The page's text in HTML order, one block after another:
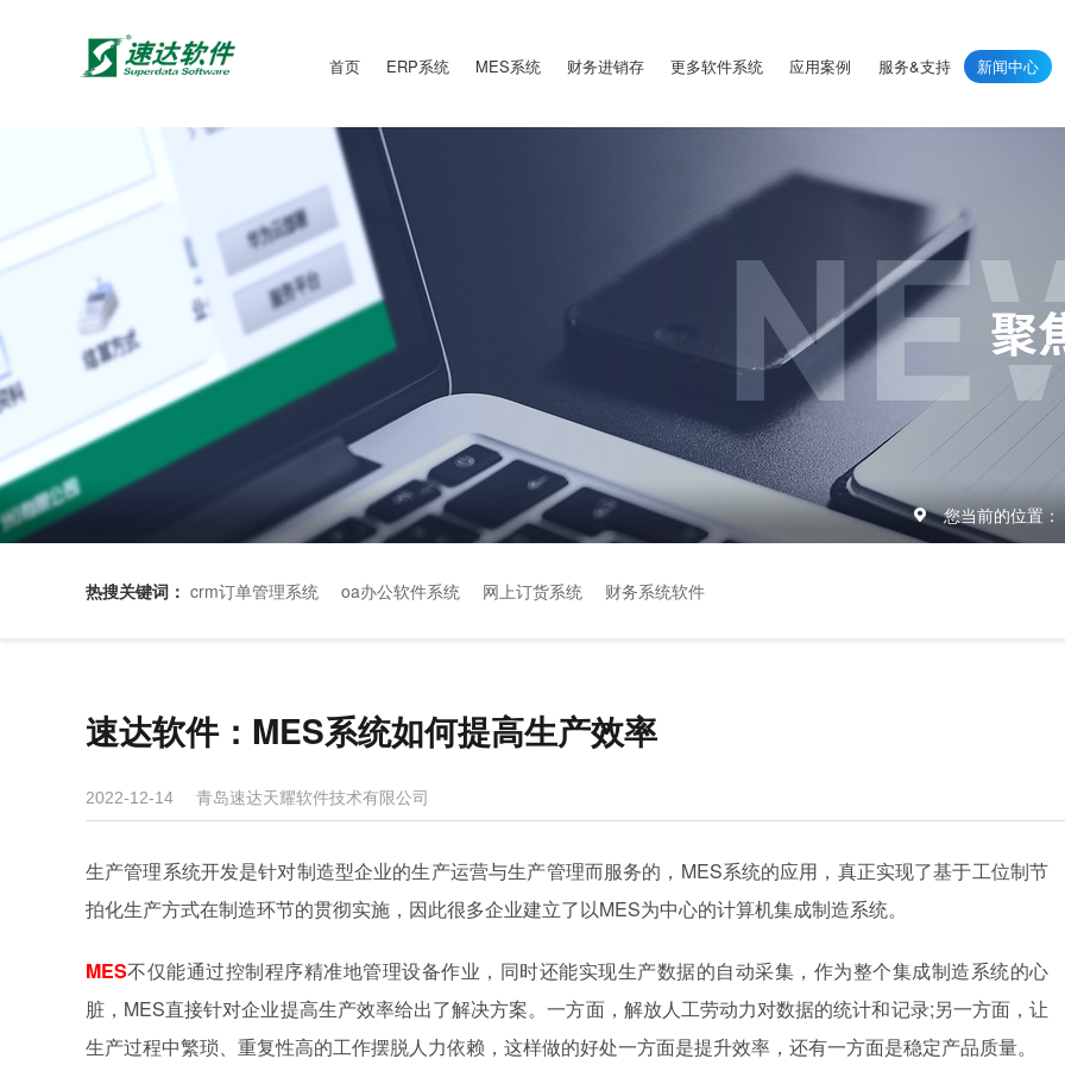
首页 ERP系统 MES系统 财务进销存 更多软件系统 应用案例 服务&支持 新闻中心
您当前的位置：
热搜关键词： crm订单管理系统 oa办公软件系统 网上订货系统 财务系统软件
速达软件：MES系统如何提高生产效率
2022-12-14 青岛速达天耀软件技术有限公司
生产管理系统开发是针对制造型企业的生产运营与生产管理而服务的，MES系统的应用，真正实现了基于工位制节
拍化生产方式在制造环节的贯彻实施，因此很多企业建立了以MES为中心的计算机集成制造系统。
MES不仅能通过控制程序精准地管理设备作业，同时还能实现生产数据的自动采集，作为整个集成制造系统的心
脏，MES直接针对企业提高生产效率给出了解决方案。一方面，解放人工劳动力对数据的统计和记录;另一方面，让
生产过程中繁琐、重复性高的工作摆脱人力依赖，这样做的好处一方面是提升效率，还有一方面是稳定产品质量。